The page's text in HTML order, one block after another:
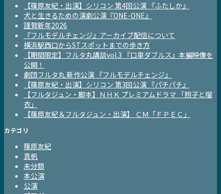
【篠原友紀・出演】シリコン 第4回公演 『ふたしか』
犬と生きるための演劇公演『ONE-ONE』
謹賀新年2026
『フルモデルチェンジ』アーカイブ配信について
横浜駅西口からSTスポットまでの歩き方
【期間限定】フルタ丸講談vol.3 『口車ダブルス』本編映像を
公開！
劇団フルタ丸 新作公演 『フルモデルチェンジ』
【篠原友紀・出演】シリコン 第3回公演 『パチパチ』
【フルタジュン・脚本】ＮＨＫ プレミアムドラマ 「照子と瑠
衣」
【篠原友紀＆フルタジュン・出演】 ＣＭ「ＦＰＥＣ」
カテゴリ
篠原友紀
真帆
未分類
本公演
公演